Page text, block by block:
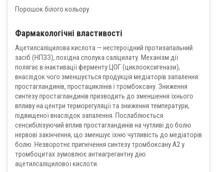
Порошок білого кольору.
Фармакологічні властивості
Ацетилсаліцилова кислота — нестероїдний протизапальний
засіб (НПЗЗ), похідна сполука саліцилату. Механізм дії
полягає в інактивації ферменту ЦОГ (циклооксигенази),
внаслідок чого зменшується продукція медіаторів запалення:
простагландинів, простациклінів і тромбоксану. Зниження
синтезу простагландинів призводить до зменшення їхнього
впливу на центри терморегуляції та зниження температури,
підвищеної внаслідок запалення. Послаблюється
сенсибілізуючий вплив простагландинів на чутливі до болю
нервові закінчення, що зменшує їхню чутливість до медіаторів
болю. Незворотнє пригнічення синтезу тромбоксану А2 у
тромбоцитах зумовлює антиагрегантну дію
ацетилсаліцилової кислоти.